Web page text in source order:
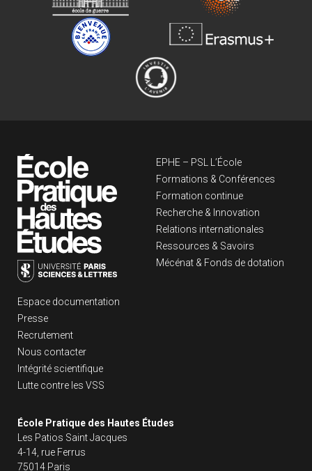
Navigation
EPHE – PSL L’École
Formations & Conférences
Formation continue
Recherche & Innovation
Relations internationales
Ressources & Savoirs
Mécénat & Fonds de dotation
Liens footer
Espace documentation
Presse
Recrutement
Nous contacter
Intégrité scientifique
Lutte contre les VSS
École Pratique des Hautes Études
Les Patios Saint Jacques
4-14, rue Ferrus
75014 Paris